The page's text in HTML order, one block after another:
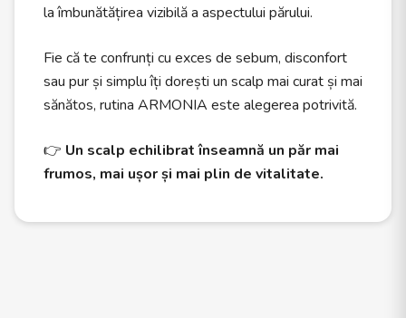
la îmbunătățirea vizibilă a aspectului părului.
Fie că te confrunți cu exces de sebum, disconfort
sau pur și simplu îți dorești un scalp mai curat și mai
sănătos, rutina ARMONIA este alegerea potrivită.
👉 Un scalp echilibrat înseamnă un păr mai
frumos, mai ușor și mai plin de vitalitate.